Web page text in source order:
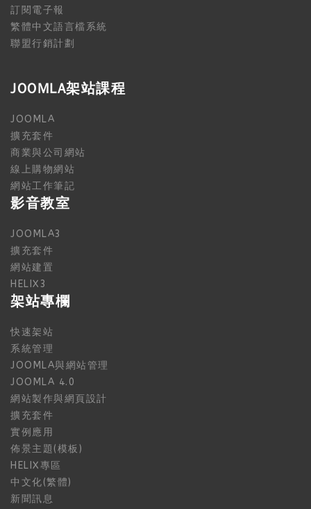
訂閱電子報
繁體中文語言檔系統
聯盟行銷計劃
JOOMLA架站課程
JOOMLA
擴充套件
商業與公司網站
線上購物網站
網站工作筆記
影音教室
JOOMLA3
擴充套件
網站建置
HELIX3
架站專欄
快速架站
系統管理
JOOMLA與網站管理
JOOMLA 4.0
網站製作與網頁設計
擴充套件
實例應用
佈景主題(模板)
HELIX專區
中文化(繁體)
新聞訊息